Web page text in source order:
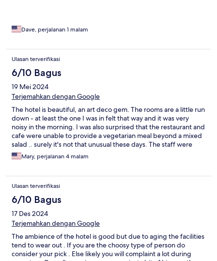
Dave, perjalanan 1 malam
Ulasan terverifikasi
6/10 Bagus
19 Mei 2024
Terjemahkan dengan Google
The hotel is beautiful, an art deco gem. The rooms are a little run
down - at least the one I was in felt that way and it was very
noisy in the morning. I was also surprised that the restaurant and
cafe were unable to provide a vegetarian meal beyond a mixed
salad .. surely it's not that unusual these days. The staff were
sweet and helpful but not that well informed for tourism, the
area is interesting and more lively at night.
Mary, perjalanan 4 malam
Ulasan terverifikasi
6/10 Bagus
17 Des 2024
Terjemahkan dengan Google
The ambience of the hotel is good but due to aging the facilities
tend to wear out . If you are the choosy type of person do
consider your pick . Else likely you will complaint a lot during